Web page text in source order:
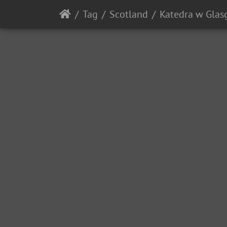
Tag Scotland Katedra w